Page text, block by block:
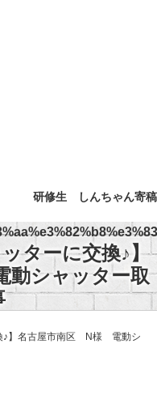
研修生 しんちゃん寄稿
ターに交換♪】
シャッター取
♪】名古屋市南区 N様 電動シ